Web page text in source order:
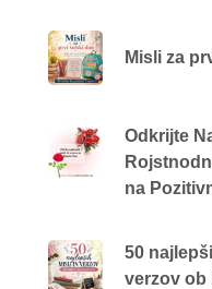
Misli za
Odkrijte
na
50
verzov ob